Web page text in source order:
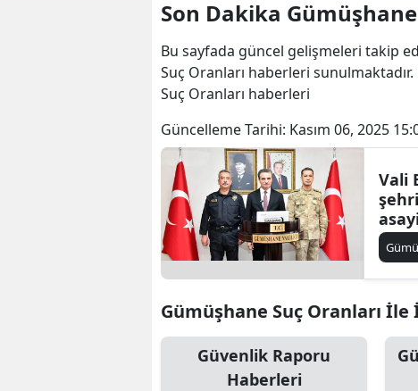
Son Dakika
Bu sayfada güncel gelişmeleri takip
Suç Oranları haberleri
Suç Oranları haberleri
Güncelleme Tarihi: Kasım 06, 2025
Vali
Gümüşhane Suç Oranları
Güvenlik Raporu
Haberleri